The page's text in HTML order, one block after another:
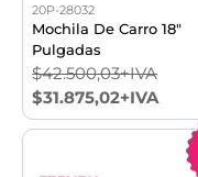
20P-28032
Mochila De Carro 18"
Pulgadas
$42.500,03+IVA
$31.875,02+IVA